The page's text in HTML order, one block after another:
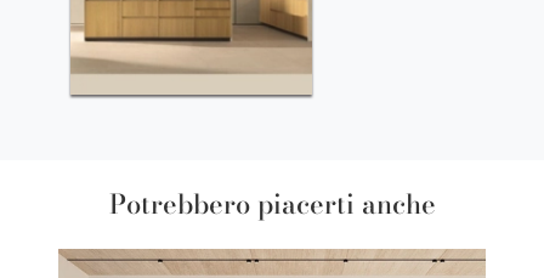
Potrebbero piacerti anche